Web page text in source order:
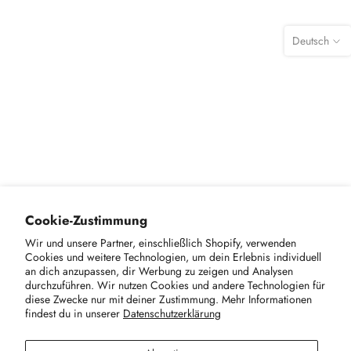
Cookie-Zustimmung
Wir und unsere Partner, einschließlich Shopify, verwenden
Cookies und weitere Technologien, um dein Erlebnis individuell
an dich anzupassen, dir Werbung zu zeigen und Analysen
durchzuführen. Wir nutzen Cookies und andere Technologien für
diese Zwecke nur mit deiner Zustimmung. Mehr Informationen
findest du in unserer Datenschutzerklärung
Get in touch
Useful links
Work with us
Deutsch